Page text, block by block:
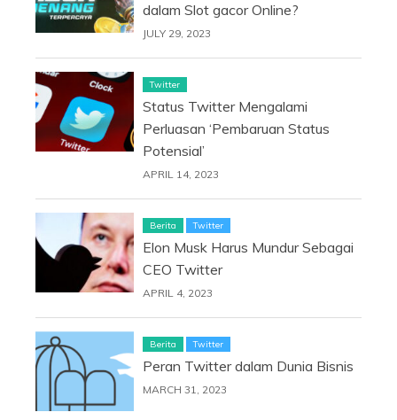
dalam Slot gacor Online?
JULY 29, 2023
Twitter
Status Twitter Mengalami
Perluasan ‘Pembaruan Status
Potensial’
APRIL 14, 2023
Berita Twitter
Elon Musk Harus Mundur Sebagai
CEO Twitter
APRIL 4, 2023
Berita Twitter
Peran Twitter dalam Dunia Bisnis
MARCH 31, 2023